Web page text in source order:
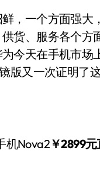
，一个方面强大
货、服务各个方
今天在手机市场
版又一次证明了
机Nova2￥2899